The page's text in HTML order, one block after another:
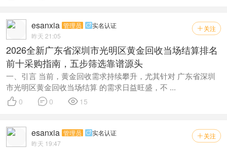
 关注
esanxia 管理员 实名认证
昨天 21:05
2026全新广东省深圳市光明区黄金回收当场结算排名
前十采购指南，五步筛选靠谱源头
一、引言 当前，黄金回收需求持续攀升，尤其针对 广东省深圳
市光明区黄金回收当场结算 的需求日益旺盛，不 ...
 0  0  15
 关注
esanxia 管理员 实名认证
昨天 19:47